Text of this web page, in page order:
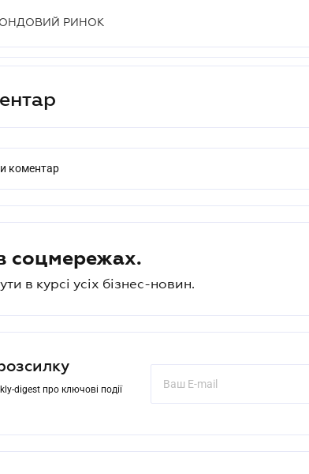
РИНОК
коментар
соцмережах.
в курсі усіх бізнес-новин.
digest про ключові події